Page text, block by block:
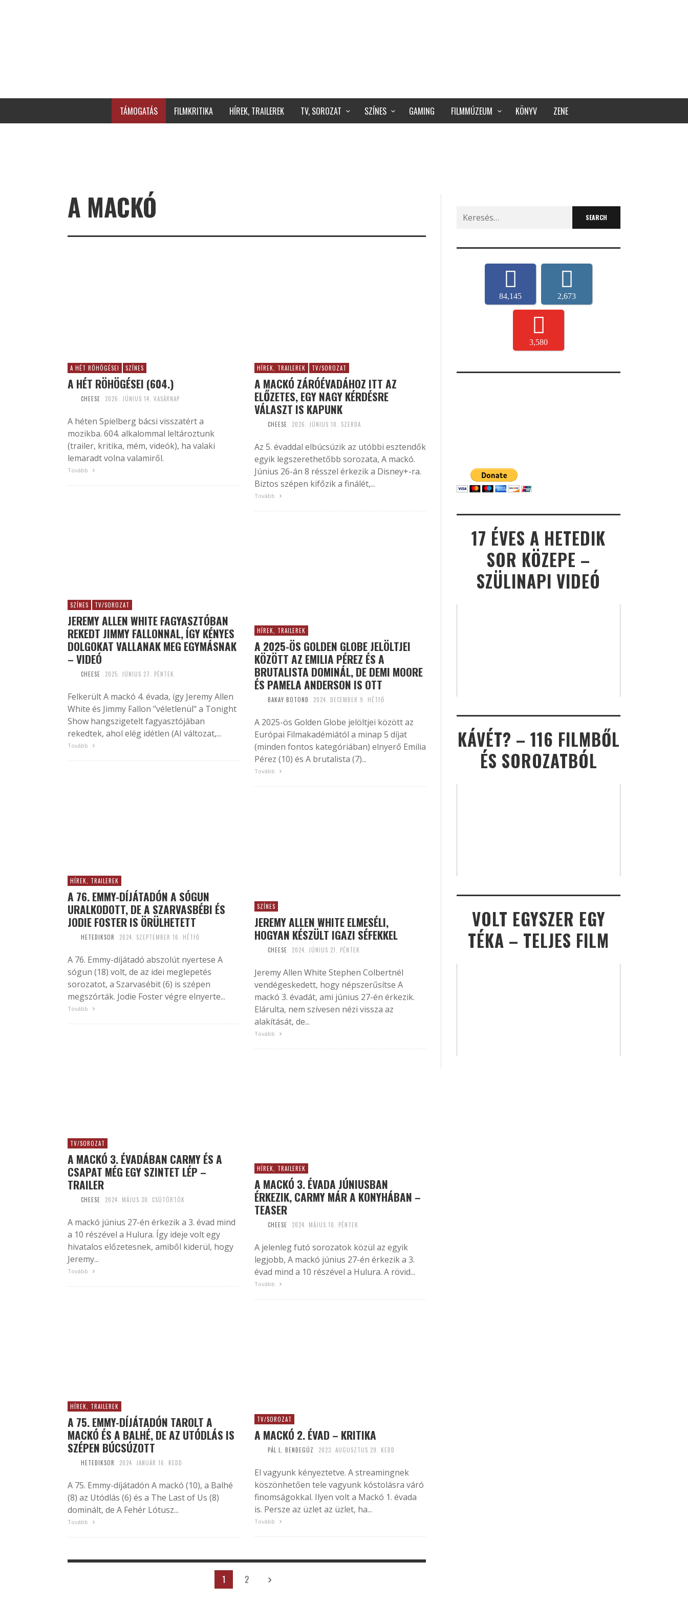
TÁMOGATÁS FILMKRITIKA HÍREK, TRAILEREK TV, SOROZAT SZÍNES GAMING FILMMÚZEUM KÖNYV ZENE
A MACKÓ
A HÉT RÖHÖGÉSEI SZÍNES
A HÉT RÖHÖGÉSEI (604.)
CHEESE 2026. JÚNIUS 14. VASÁRNAP
A héten Spielberg bácsi visszatért a
mozikba. 604. alkalommal leltároztunk
(trailer, kritika, mém, videók), ha valaki
lemaradt volna valamiről.
Tovább
HÍREK, TRAILEREK TV/SOROZAT
A MACKÓ ZÁRÓÉVADÁHOZ ITT AZ
ELŐZETES, EGY NAGY KÉRDÉSRE
VÁLASZT IS KAPUNK
CHEESE 2026. JÚNIUS 10. SZERDA
Az 5. évaddal elbúcsúzik az utóbbi esztendők
egyik legszerethetőbb sorozata, A mackó.
Június 26-án 8 résszel érkezik a Disney+-ra.
Biztos szépen kifőzik a finálét,...
Tovább
SZÍNES TV/SOROZAT
JEREMY ALLEN WHITE FAGYASZTÓBAN
REKEDT JIMMY FALLONNAL, ÍGY KÉNYES
DOLGOKAT VALLANAK MEG EGYMÁSNAK
– VIDEÓ
CHEESE 2025. JÚNIUS 27. PÉNTEK
Felkerült A mackó 4. évada, így Jeremy Allen
White és Jimmy Fallon "véletlenül" a Tonight
Show hangszigetelt fagyasztójában
rekedtek, ahol elég idétlen (AI változat,...
Tovább
HÍREK, TRAILEREK
A 2025-ÖS GOLDEN GLOBE JELÖLTJEI
KÖZÖTT AZ EMILIA PÉREZ ÉS A
BRUTALISTA DOMINÁL, DE DEMI MOORE
ÉS PAMELA ANDERSON IS OTT
BAKAY BOTOND 2024. DECEMBER 9. HÉTFŐ
A 2025-ös Golden Globe jelöltjei között az
Európai Filmakadémiától a minap 5 díjat
(minden fontos kategóriában) elnyerő Emilia
Pérez (10) és A brutalista (7)...
Tovább
HÍREK, TRAILEREK
A 76. EMMY-DÍJÁTADÓN A SÓGUN
URALKODOTT, DE A SZARVASBÉBI ÉS
JODIE FOSTER IS ÖRÜLHETETT
HETEDIKSOR 2024. SZEPTEMBER 16. HÉTFŐ
A 76. Emmy-díjátadó abszolút nyertese A
sógun (18) volt, de az idei meglepetés
sorozatot, a Szarvasébit (6) is szépen
megszórták. Jodie Foster végre elnyerte...
Tovább
SZÍNES
JEREMY ALLEN WHITE ELMESÉLI,
HOGYAN KÉSZÜLT IGAZI SÉFEKKEL
CHEESE 2024. JÚNIUS 21. PÉNTEK
Jeremy Allen White Stephen Colbertnél
vendégeskedett, hogy népszerűsítse A
mackó 3. évadát, ami június 27-én érkezik.
Elárulta, nem szívesen nézi vissza az
alakítását, de...
Tovább
TV/SOROZAT
A MACKÓ 3. ÉVADÁBAN CARMY ÉS A
CSAPAT MÉG EGY SZINTET LÉP –
TRAILER
CHEESE 2024. MÁJUS 30. CSÜTÖRTÖK
A mackó június 27-én érkezik a 3. évad mind
a 10 részével a Hulura. Így ideje volt egy
hivatalos előzetesnek, amiből kiderül, hogy
Jeremy...
Tovább
HÍREK, TRAILEREK
A MACKÓ 3. ÉVADA JÚNIUSBAN
ÉRKEZIK, CARMY MÁR A KONYHÁBAN –
TEASER
CHEESE 2024. MÁJUS 10. PÉNTEK
A jelenleg futó sorozatok közül az egyik
legjobb, A mackó június 27-én érkezik a 3.
évad mind a 10 részével a Hulura. A rövid...
Tovább
HÍREK, TRAILEREK
A 75. EMMY-DÍJÁTADÓN TAROLT A
MACKÓ ÉS A BALHÉ, DE AZ UTÓDLÁS IS
SZÉPEN BÚCSÚZOTT
HETEDIKSOR 2024. JANUÁR 16. KEDD
A 75. Emmy-díjátadón A mackó (10), a Balhé
(8) az Utódlás (6) és a The Last of Us (8)
dominált, de A Fehér Lótusz...
Tovább
TV/SOROZAT
A MACKÓ 2. ÉVAD – KRITIKA
PÁL L. BENDEGÚZ 2023. AUGUSZTUS 29. KEDD
El vagyunk kényeztetve. A streamingnek
köszönhetően tele vagyunk kóstolásra váró
finomságokkal. Ilyen volt a Mackó 1. évada
is. Persze az üzlet az üzlet, ha...
Tovább
1 2
Search
for:
84,145 2,673
3,580
17 ÉVES A HETEDIK
SOR KÖZEPE –
SZÜLINAPI VIDEÓ
KÁVÉT? – 116 FILMBŐL
ÉS SOROZATBÓL
VOLT EGYSZER EGY
TÉKA – TELJES FILM